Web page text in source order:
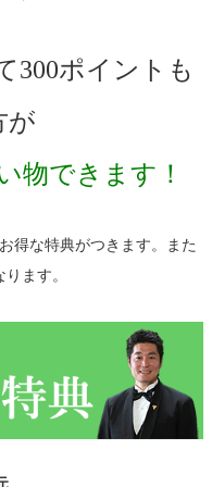
300ポイントも
が
物できます！
得な特典がつきます。また
ます。